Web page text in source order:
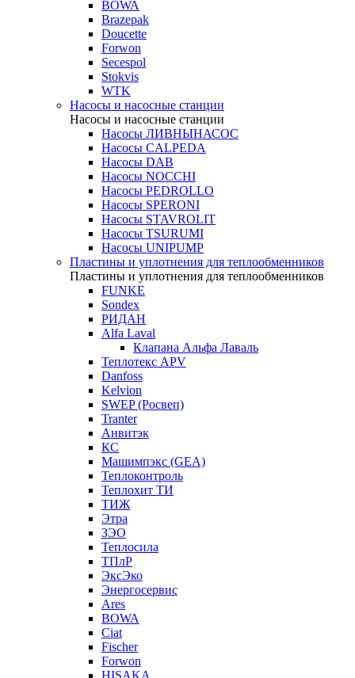
BOWA
Brazepak
Doucette
Forwon
Secespol
Stokvis
WTK
Насосы и насосные станции
Насосы и насосные станции
Насосы ЛИВНЫНАСОС
Насосы CALPEDA
Насосы DAB
Насосы NOCCHI
Насосы PEDROLLO
Насосы SPERONI
Насосы STAVROLIT
Насосы TSURUMI
Насосы UNIPUMP
Пластины и уплотнения для теплообменников
Пластины и уплотнения для теплообменников
FUNKE
Sondex
РИДАН
Alfa Laval
Клапана Альфа Лаваль
Теплотекс APV
Danfoss
Kelvion
SWEP (Росвеп)
Tranter
Анвитэк
КС
Машимпэкс (GEA)
Теплоконтроль
Теплохит ТИ
ТИЖ
Этра
ЗЭО
Теплосила
ТПлР
ЭксЭко
Энергосервис
Ares
BOWA
Ciat
Fischer
Forwon
HISAKA